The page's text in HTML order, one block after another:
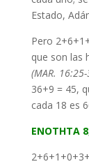
Estado,
Pero
que son las
(MAR. 16:25-
36+9 = 45,
cada 18 es
ΕΝΟΤΗΤΑ 8